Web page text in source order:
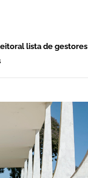
lista de gestores